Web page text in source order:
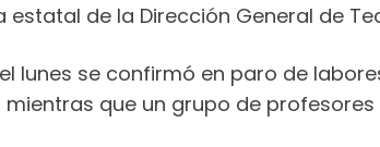
estatal de la Dirección General de
lunes se confirmó en paro de
mientras que un grupo de